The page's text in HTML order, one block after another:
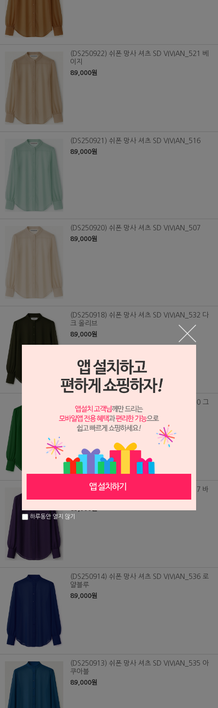
(DS250922) 쉬폰 망사 셔츠 SD VIVIAN_521 베
이지
89,000원
(DS250921) 쉬폰 망사 셔츠 SD VIVIAN_516
89,000원
(DS250920) 쉬폰 망사 셔츠 SD VIVIAN_507
89,000원
(DS250918) 쉬폰 망사 셔츠 SD VIVIAN_532 다
크 올리브
89,000원
(DS250917) 쉬폰 망사 셔츠 SD VIVIAN_530 그
린
89,000원
(DS250916) 쉬폰 망사 셔츠 SD VIVIAN_537 바
(DS250914) 쉬폰 망사 셔츠 SD VIVIAN_536 로
얄블루
89,000원
(DS250913) 쉬폰 망사 셔츠 SD VIVIAN_535 아
쿠아블
89,000원
하루동안 열지 않기